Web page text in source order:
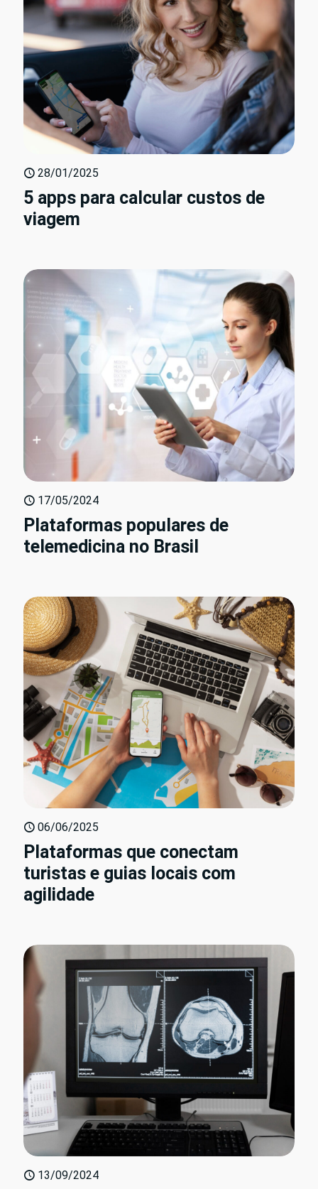
28/01/2025
5 apps para calcular custos de
viagem
17/05/2024
Plataformas populares de
telemedicina no Brasil
06/06/2025
Plataformas que conectam
turistas e guias locais com
agilidade
13/09/2024